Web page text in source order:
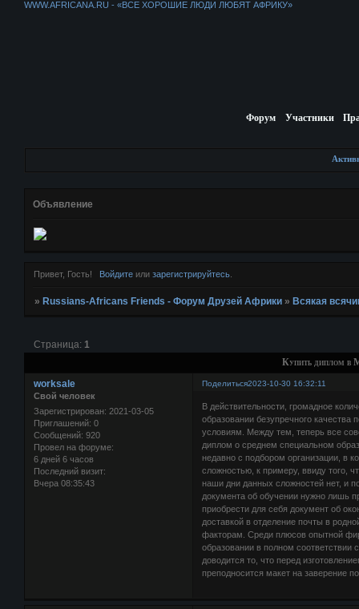
WWW.AFRICANA.RU - «ВСЕ ХОРОШИЕ ЛЮДИ ЛЮБЯТ АФРИКУ»
Форум Участники
Объявление
Привет, Гость! Войдитеили зарегистрируйтесь.
» Russians-Africans Friends - Форум Друзей Африки » Всякая
Купить диплом в
Страница: 1
Поделиться2023-10-30 16:32:11
worksale
Свой человек
Зарегистрирован: 2021-03-05
Приглашений: 0
Сообщений: 920
Провел на форуме:
6 дней 6 часов
Последний визит:
Вчера 08:35:43
В действительности, громадное
образовании безупречного
условиям. Между тем, теперь все
диплом о среднем специальном
недавно с подбором организации, в
сложностью, к примеру, ввиду того,
наши дни данных сложностей нет, и
документа об обучении нужно лишь
приобрести для себя документ об
доставкой в отделение почты в
факторам. Среди плюсов опытной
образовании в полном
доводится то, что перед
преподносится макет на заверение